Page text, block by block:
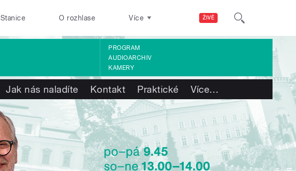
ŽIVĚ
Stanice O rozhlase Více
PROGRAM
AUDIOARCHIV
KAMERY
Jak nás naladíte Kontakt Praktické Více…